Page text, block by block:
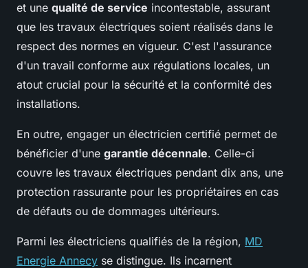
et une qualité de service incontestable, assurant
que les travaux électriques soient réalisés dans le
respect des normes en vigueur. C'est l'assurance
d'un travail conforme aux régulations locales, un
atout crucial pour la sécurité et la conformité des
installations.
En outre, engager un électricien certifié permet de
bénéficier d'une garantie décennale. Celle-ci
couvre les travaux électriques pendant dix ans, une
protection rassurante pour les propriétaires en cas
de défauts ou de dommages ultérieurs.
Parmi les électriciens qualifiés de la région, MD
Energie Annecy se distingue. Ils incarnent